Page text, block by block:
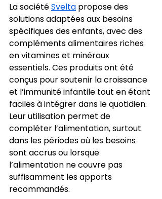
La société Svelta propose des
solutions adaptées aux besoins
spécifiques des enfants, avec des
compléments alimentaires riches
en vitamines et minéraux
essentiels. Ces produits ont été
conçus pour soutenir la croissance
et l’immunité infantile tout en étant
faciles à intégrer dans le quotidien.
Leur utilisation permet de
compléter l’alimentation, surtout
dans les périodes où les besoins
sont accrus ou lorsque
l’alimentation ne couvre pas
suffisamment les apports
recommandés.